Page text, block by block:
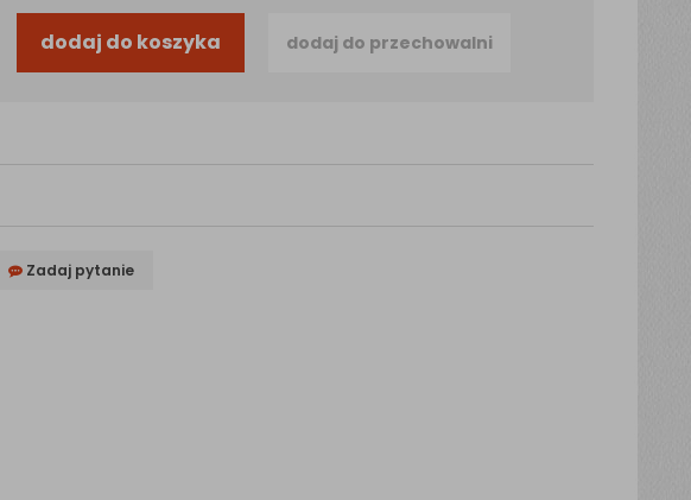
dodaj do koszyka dodaj do przechowalni
Zadaj pytanie